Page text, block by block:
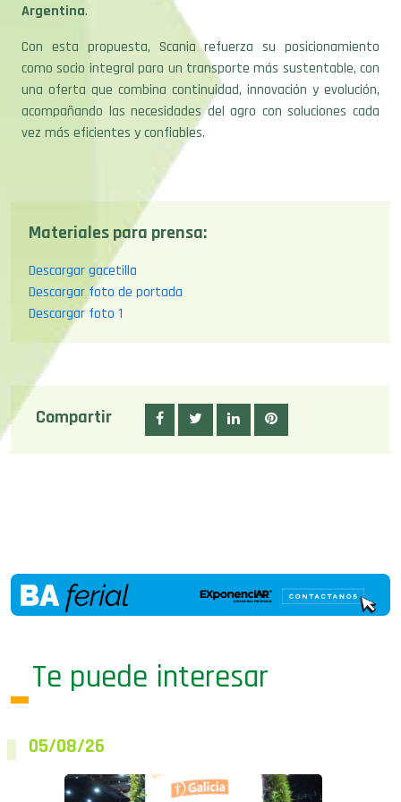
Argentina.
Con esta propuesta, Scania refuerza su posicionamiento
como socio integral para un transporte más sustentable, con
una oferta que combina continuidad, innovación y evolución,
acompañando las necesidades del agro con soluciones cada
vez más eficientes y confiables.
Materiales para prensa:
Descargar gacetilla
Descargar foto de portada
Descargar foto 1
Compartir
Te puede interesar
05/08/26